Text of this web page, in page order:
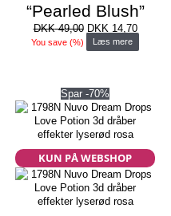
“Pearled Blush”
DKK49,00 Den
oprindelige
pris
DKK 14,70Den
pris
You save (%) Læs mere
Spar -70%
KUN PÅ WEBSHOP